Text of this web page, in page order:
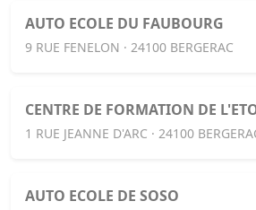
AUTO ECOLE DU FAUBOURG
9 RUE FENELON · 24100 BERGERAC
CENTRE DE FORMATION DE
1 RUE JEANNE D'ARC · 24100
AUTO ECOLE DE SOSO